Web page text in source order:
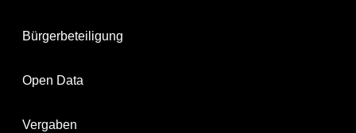
Bürgerbeteiligung
Open Data
Vergaben